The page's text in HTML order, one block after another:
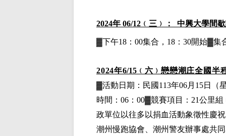
2024年 06/12﹙三﹚： 中興大學間
▓下午18：00集合，18：30開始▓
2024年6/15 ﹙六﹚戀戀潮庄全國半
▓活動日期： 民國113年06月15日
（
時間：06：00▓競賽項目：21公里組
政單位以往多以捐血活動象徵性慶
潮州慢跑協會、潮州警友辦事處共